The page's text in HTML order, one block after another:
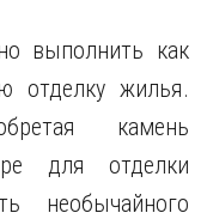
выполнить как
отделку жилья.
камень
для отделки
необычайного